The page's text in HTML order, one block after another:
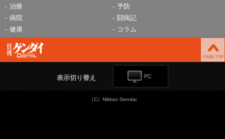
治療
予防
病院
闘病記
健康
コラム
表示切り替え
（C）Nikkan Gendai